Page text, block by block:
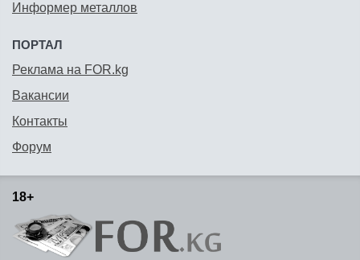
Информер металлов
ПОРТАЛ
Реклама на FOR.kg
Вакансии
Контакты
Форум
18+